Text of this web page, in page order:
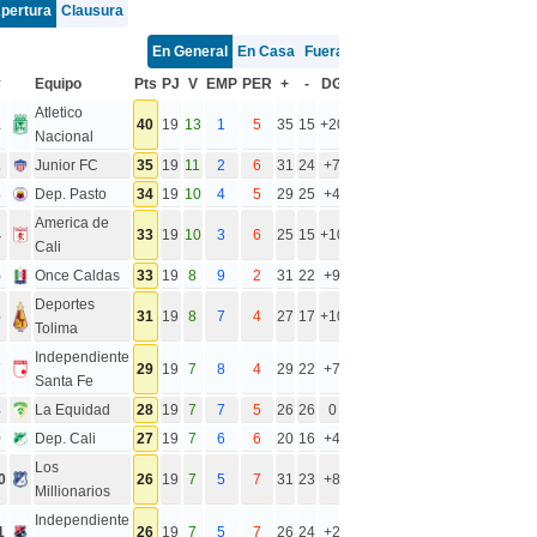
Clausura
En General En Casa
Fuera
Equipo Pts PJ V EMP PER + - DG
Atletico
Nacional
40 19 13 1 5 35 15 +20
Junior FC 35 19 11 2 6 31 24 +7
Dep. Pasto 34 19 10 4 5 29 25 +4
America de
Cali
33 19 10 3 6 25 15 +10
Once Caldas 33 19 8 9 2 31 22 +9
Deportes
Tolima
31 19 8 7 4 27 17 +10
Independiente
Santa Fe
29 19 7 8 4 29 22 +7
La Equidad 28 19 7 7 5 26 26
0
Dep. Cali 27 19 7 6 6 20 16 +4
Los
Millionarios
26 19 7 5 7 31 23 +8
Independiente
26 19 7 5 7 26 24 +2